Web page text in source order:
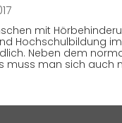
mit
Hochschulbildung
Neben dem
muss man sich auch